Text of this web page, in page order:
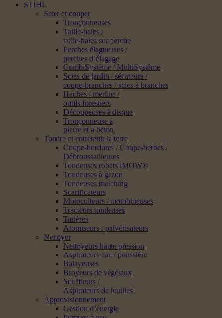
STIHL
Scier et couper
Tronçonneuses
Taille-haies /
taille-haies sur perche
Perches élagueuses /
perches d’élagage
CombiSystème / MultiSystème
Scies de jardin / sécateurs /
coupe-branches / scies à branches
Haches / merlins /
outils forestiers
Découpeuses à disque
Tronçonneuse à
pierre et à béton
Tondre et entretenir la terre
Coupe-bordures / Coupe-herbes /
Débroussailleuses
Tondeuses robots iMOW®
Tondeuses à gazon
Tondeuses mulching
Scarificateurs
Motoculteurs / motobineuses
Tracteurs tondeuses
Tarières
Atomiseurs / pulvérisateurs
Nettoyer
Nettoyeurs haute pression
Aspirateurs eau / poussière
Balayeuses
Broyeurs de végétaux
Souffleurs /
Aspirateurs de feuilles
Approvisionnement
Gestion d’énergie